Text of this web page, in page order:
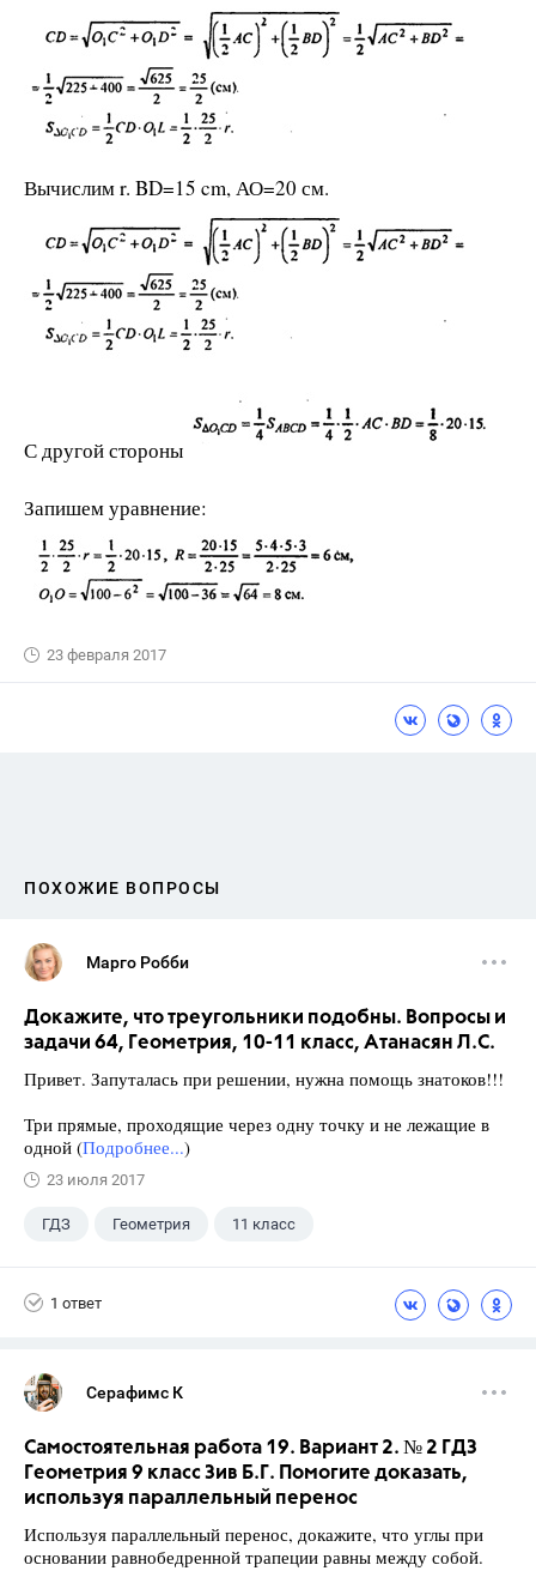
Вычислим r. BD=15 cm, АО=20 см.
С другой стороны
Запишем уравнение:
23 февраля 2017
ПОХОЖИЕ ВОПРОСЫ
Марго Робби
Докажите, что треугольники подобны. Вопросы и
задачи 64, Геометрия, 10-11 класс, Атанасян Л.С.
Привет. Запуталась при решении, нужна помощь знатоков!!!
Три прямые, проходящие через одну точку и не лежащие в
одной (Подробнее...)
23 июля 2017
ГДЗ Геометрия 11 класс
1 ответ
Серафимс К
Самостоятельная работа 19. Вариант 2. № 2 ГДЗ
Геометрия 9 класс Зив Б.Г. Помогите доказать,
используя параллельный перенос
Используя параллельный перенос, докажите, что углы при
основании равнобедренной трапеции равны между собой.